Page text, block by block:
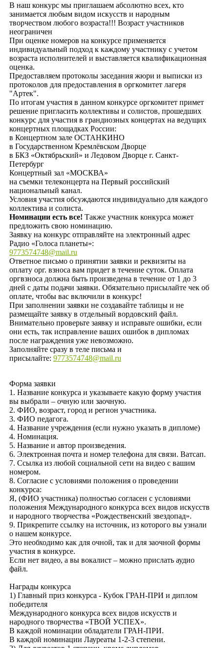
В наш конкурс мы приглашаем абсолютно всех, кто
занимается любым видом искусств и народным
творчеством любого возраста!!! Возраст участников
неограничен
При оценке номеров на конкурсе применяется
индивидуальный подход к каждому участнику с учетом
возраста исполнителей и выставляется квалификационная
оценка.
Предоставляем протоколы заседания жюри и выписки из
протоколов для предоставления в оргкомитет лагеря
"Артек".
По итогам участия в данном конкурсе оргкомитет примет
решение пригласить коллективы и солистов, прошедших
конкурс для участия в грандиозных концертах на ведущих
концертных площадках России:
в Концертном зале ОСТАНКИНО
в Государственном Кремлёвском Дворце
в БКЗ «Октябрьский» и Ледовом Дворце г. Санкт-
Петербург
Концертный зал «МОСКВА»
на съемки телеконцерта на Первый российский
национальный канал.
Условия участия обсуждаются индивидуально для каждого
коллектива и солиста.
Номинации есть все! Также участник конкурса может
предложить свою номинацию.
Заявку на конкурс отправляйте на электронный адрес
Радио «Голоса планеты»:
9773574748@mail.ru
Ответное письмо о принятии заявки и реквизиты на
оплату орг. взноса вам придет в течение суток. Оплата
оргвзноса должна быть произведена в течение от 1 до 3
дней с даты подачи заявки. Обязательно присылайте чек об
оплате, чтобы вас включили в конкурс!
При заполнении заявки не создавайте таблицы и не
размещайте заявку в отдельный вордовский файл.
Внимательно проверьте заявку и исправьте ошибки, если
они есть, так исправление ваших ошибок в дипломах
после награждения уже невозможно.
Заполняйте сразу в теле письма и
присылайте: 9773574748@mail.ru
Форма заявки
1. Название конкурса и указываете какую форму участия
вы выбрали – очную или заочную.
2. ФИО, возраст, город и регион участника.
3. ФИО педагога.
4. Название учреждения (если нужно указать в дипломе)
4. Номинация.
5. Название и автор произведения.
6. Электронная почта и номер телефона для связи. Ватсап.
7. Ссылка из любой социальной сети на видео с вашим
номером.
8. Согласие с условиями положения о проведении
конкурса:
Я, (ФИО участника) полностью согласен с условиями
положения Международного конкурса всех видов искусств
и народного творчества «Рождественский звездопад».
9. Прикрепите ссылку на источник, из которого вы узнали
о нашем конкурсе.
Это необходимо как для очной, так и для заочной формы
участия в конкурсе.
Если нет видео, а вы вокалист – можно прислать аудио
файл.
Награды конкурса
1) Главный приз конкурса - Кубок ГРАН-ПРИ и диплом
победителя
Международного конкурса всех видов искусств и
народного творчества «ТВОЙ УСПЕХ».
В каждой номинации обладатели ГРАН-ПРИ.
В каждой номинации Лауреаты 1-2-3 cтепени.